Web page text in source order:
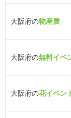
大阪府の物産展
大阪府の無料イベ
大阪府の花イベン